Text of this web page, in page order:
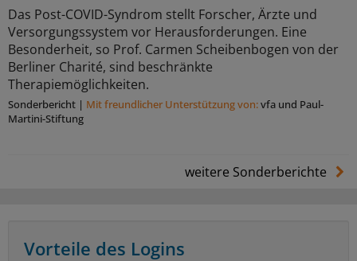
Das Post-COVID-Syndrom stellt Forscher, Ärzte und
Versorgungssystem vor Herausforderungen. Eine
Besonderheit, so Prof. Carmen Scheibenbogen von der
Berliner Charité, sind beschränkte
Therapiemöglichkeiten.
Sonderbericht | Mit freundlicher Unterstützung von:vfa und Paul-
Martini-Stiftung
weitere Sonderberichte
Vorteile des Logins